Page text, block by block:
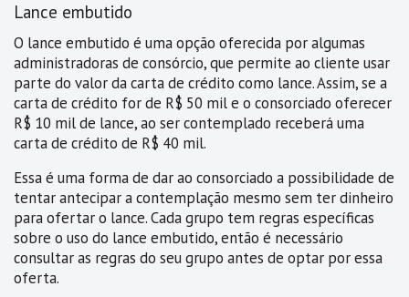
Lance embutido
O lance embutido é uma opção oferecida por algumas
administradoras de consórcio, que permite ao cliente usar
parte do valor da carta de crédito como lance. Assim, se a
carta de crédito for de R$ 50 mil e o consorciado oferecer
R$ 10 mil de lance, ao ser contemplado receberá uma
carta de crédito de R$ 40 mil.
Essa é uma forma de dar ao consorciado a possibilidade de
tentar antecipar a contemplação mesmo sem ter dinheiro
para ofertar o lance. Cada grupo tem regras específicas
sobre o uso do lance embutido, então é necessário
consultar as regras do seu grupo antes de optar por essa
oferta.